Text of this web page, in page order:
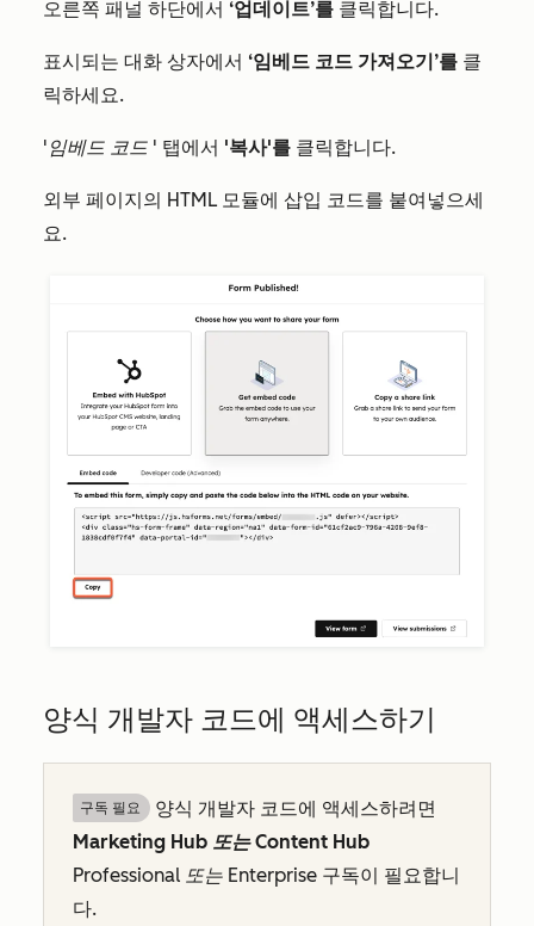
오른쪽 패널 하단에서 ‘업데이트’를 클릭합니다.
표시되는 대화 상자에서 ‘임베드 코드 가져오기’를 클
릭하세요.
'임베드 코드 ' 탭에서 '복사'를 클릭합니다.
외부 페이지의 HTML 모듈에 삽입 코드를 붙여넣으세
요.
양식 개발자 코드에 액세스하기
구독 필요
양식 개발자 코드에 액세스하려면
Marketing Hub 또는Content Hub
Professional 또는 Enterprise 구독이 필요합니
다.